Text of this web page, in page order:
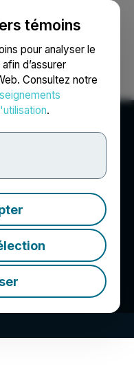
témoins
pour analyser le
d’assurer
Consultez notre
.
English